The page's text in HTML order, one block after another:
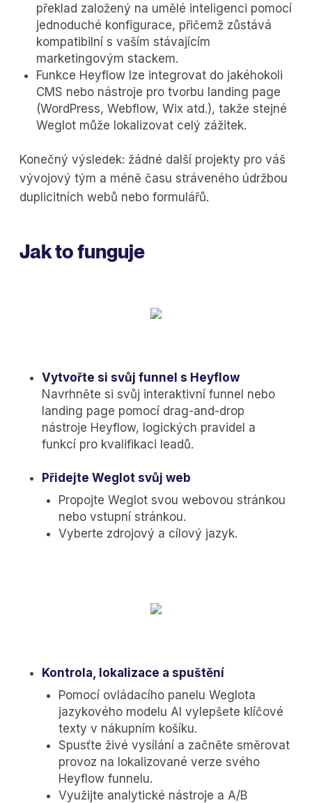
překlad založený na umělé inteligenci pomocí
jednoduché konfigurace, přičemž zůstává
kompatibilní s vaším stávajícím
marketingovým stackem.
Funkce Heyflow lze integrovat do jakéhokoli
CMS nebo nástroje pro tvorbu landing page
(WordPress, Webflow, Wix atd.), takže stejné
Weglot může lokalizovat celý zážitek.
Konečný výsledek: žádné další projekty pro váš
vývojový tým a méně času stráveného údržbou
duplicitních webů nebo formulářů.
Jak to funguje
Vytvořte si svůj funnel s Heyflow
Navrhněte si svůj interaktivní funnel nebo
landing page pomocí drag-and-drop
nástroje Heyflow, logických pravidel a
funkcí pro kvalifikaci leadů.
Přidejte Weglot svůj web
Propojte Weglot svou webovou stránkou
nebo vstupní stránkou.
Vyberte zdrojový a cílový jazyk.
Kontrola, lokalizace a spuštění
Pomocí ovládacího panelu Weglota
jazykového modelu AI vylepšete klíčové
texty v nákupním košíku.
Spusťte živé vysílání a začněte směrovat
provoz na lokalizované verze svého
Heyflow funnelu.
Využijte analytické nástroje a A/B